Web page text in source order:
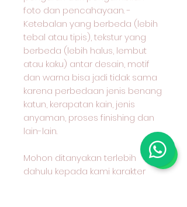
foto dan pencahayaan. -
Ketebalan yang berbeda (lebih
tebal atau tipis), tekstur yang
berbeda (lebih halus, lembut
atau kaku) antar desain, motif
dan warna bisa jadi tidak sama
karena perbedaan jenis benang
katun, kerapatan kain, jenis
anyaman, proses finishing dan
lain-lain.
Mohon ditanyakan terlebih
dahulu kepada kami karakter